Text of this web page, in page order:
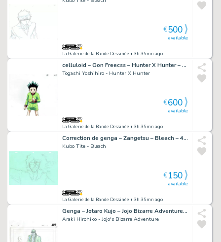
La Galerie de la Bande Dessinée • 3h 35mn ago
available
€500
celluloid – Gon Freecss – Hunter X Hunter – 2267
Togashi Yoshihiro - Hunter X Hunter
La Galerie de la Bande Dessinée • 3h 35mn ago
available
€600
Correction de genga – Zangetsu – Bleach – 4590
Kubo Tite - Bleach
La Galerie de la Bande Dessinée • 3h 35mn ago
available
€150
Genga – Jotaro Kujo – Jojo Bizarre Adventure – 5161
Araki Hirohiko - Jojo's Bizarre Adventure